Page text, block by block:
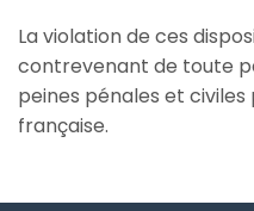
La violation de ces
contrevenant de toute
peines pénales et
française.